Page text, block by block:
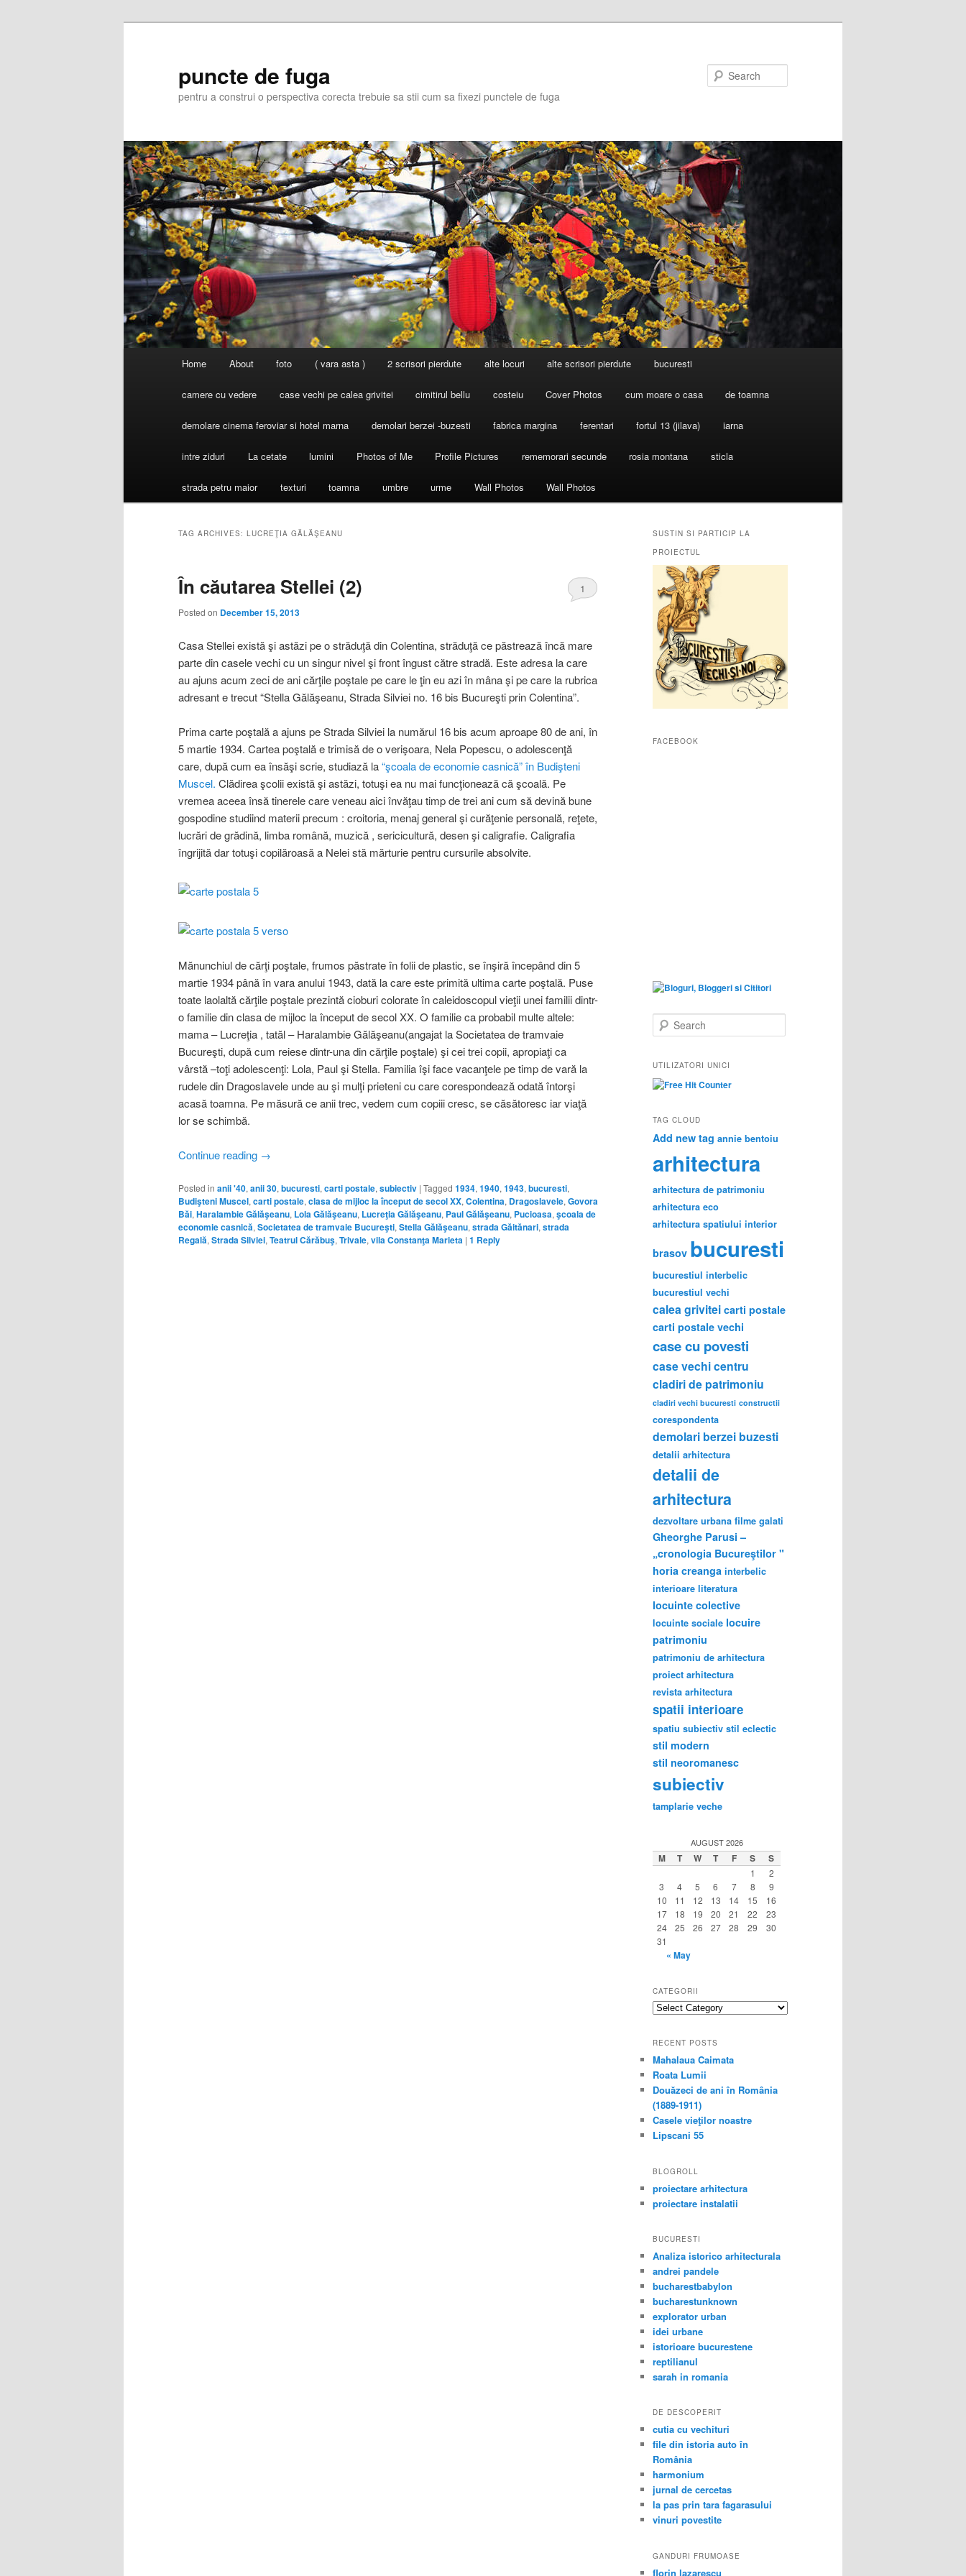
puncte de fuga
pentru a construi o perspectiva corecta trebuie sa stii cum sa fixezi punctele de fuga
Home About foto ( vara asta ) 2 scrisori pierdute alte locuri alte scrisori pierdute bucuresti
camere cu vedere case vechi pe calea grivitei cimitirul bellu costeiu Cover Photos cum moare o casa de toamna
demolare cinema feroviar si hotel marna demolari berzei -buzesti fabrica margina ferentari fortul 13 (jilava) iarna
intre ziduri La cetate lumini Photos of Me Profile Pictures rememorari secunde rosia montana sticla
strada petru maior texturi toamna umbre urme Wall Photos Wall Photos
TAG ARCHIVES: LUCREŢIA GĂLĂŞEANU
În căutarea Stellei (2)
Posted on December 15, 2013
1
Casa Stellei există şi astăzi pe o străduţă din Colentina, străduţă ce păstrează încă mare
parte din casele vechi cu un singur nivel şi front îngust către stradă. Este adresa la care
au ajuns acum zeci de ani cărţile poştale pe care le ţin eu azi în mâna şi pe care la rubrica
adresant e trecut “Stella Gălăşeanu, Strada Silviei no. 16 bis Bucureşti prin Colentina”.
Prima carte poştală a ajuns pe Strada Silviei la numărul 16 bis acum aproape 80 de ani, în
5 martie 1934. Cartea poştală e trimisă de o verişoara, Nela Popescu, o adolescenţă
care, după cum ea însăşi scrie, studiază la“şcoala de economie casnică” în Budişteni
Muscel. Clădirea şcolii există şi astăzi, totuşi ea nu mai funcţionează că şcoală. Pe
vremea aceea însă tinerele care veneau aici învăţau timp de trei ani cum să devină bune
gospodine studiind materii precum : croitoria, menaj general şi curăţenie personală, reţete,
lucrări de grădină, limba română, muzică , sericicultură, desen şi caligrafie. Caligrafia
îngrijită dar totuşi copilăroasă a Nelei stă mărturie pentru cursurile absolvite.
Mănunchiul de cărţi poştale, frumos păstrate în folii de plastic, se înşiră începând din 5
martie 1934 până în vara anului 1943, dată la care este primită ultima carte poştală. Puse
toate laolaltă cărţile poştale prezintă cioburi colorate în caleidoscopul vieţii unei familii dintr-
o familie din clasa de mijloc la început de secol XX. O familie ca probabil multe altele:
mama – Lucreţia , tatăl – Haralambie Gălăşeanu(angajat la Societatea de tramvaie
Bucureşti, după cum reiese dintr-una din cărţile poştale) şi cei trei copii, apropiaţi ca
vârstă –toţi adolescenţi: Lola, Paul şi Stella. Familia îşi face vacanţele pe timp de vară la
rudele din Dragoslavele unde au şi mulţi prieteni cu care corespondează odată întorşi
acasă toamna. Pe măsură ce anii trec, vedem cum copiii cresc, se căsătoresc iar viaţă
lor se schimbă.
Continue reading →
Posted in anii '40, anii 30, bucuresti, carti postale, subiectiv | Tagged 1934, 1940, 1943, bucuresti,
Budişteni Muscel, carti postale, clasa de mijloc la început de secol XX, Colentina, Dragoslavele, Govora
Băi, Haralambie Gălăşeanu, Lola Gălăşeanu, Lucreţia Gălăşeanu, Paul Gălăşeanu, Pucioasa, şcoala de
economie casnică, Societatea de tramvaie Bucureşti, Stella Gălăşeanu, strada Găitănari, strada
Regală, Strada Silviei, Teatrul Cărăbuş, Trivale, vila Constanţa Marieta | 1 Reply
SUSTIN SI PARTICIP LA
PROIECTUL
FACEBOOK
e
r
h
UTILIZATORI UNICI
TAG CLOUD
Add new tag annie bentoiu
arhitectura
arhitectura de patrimoniu
arhitectura eco
arhitectura spatiului interior
brasov bucuresti
bucurestiul interbelic
bucurestiul vechi
calea grivitei carti postale
carti postale vechi
case cu povesti
case vechicentru
cladiri de patrimoniu
cladiri vechi bucuresti constructii
corespondenta
demolari berzei buzesti
detalii arhitectura
detalii de
arhitectura
dezvoltare urbana filme galati
Gheorghe Parusi –
„cronologia Bucureştilor "
horia creanga interbelic
interioare literatura
locuinte colective
locuinte sociale locuire
patrimoniu
patrimoniu de arhitectura
proiect arhitectura
revista arhitectura
spatii interioare
spatiu subiectiv stil eclectic
stil modern
stil neoromanesc
subiectiv
tamplarie veche
AUGUST 2026
M T W T F S S
1
2
3
4 5 6 7 8
9
10
11 12 13 14 15
16
17
18 19 20 21 22
23
24
25 26 27 28 29
30
31
« May
CATEGORII
categorii
RECENT POSTS
Mahalaua Caimata
Roata Lumii
Douăzeci de ani în România
(1889-1911)
Casele vieţilor noastre
Lipscani 55
BLOGROLL
proiectare arhitectura
proiectare instalatii
BUCURESTI
Analiza istorico arhitecturala
andrei pandele
bucharestbabylon
bucharestunknown
explorator urban
idei urbane
istorioare bucurestene
reptilianul
sarah in romania
DE DESCOPERIT
cutia cu vechituri
file din istoria auto în
România
harmonium
jurnal de cercetas
la pas prin tara fagarasului
vinuri povestite
GANDURI FRUMOASE
florin lazarescu